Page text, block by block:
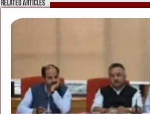
Related Articles